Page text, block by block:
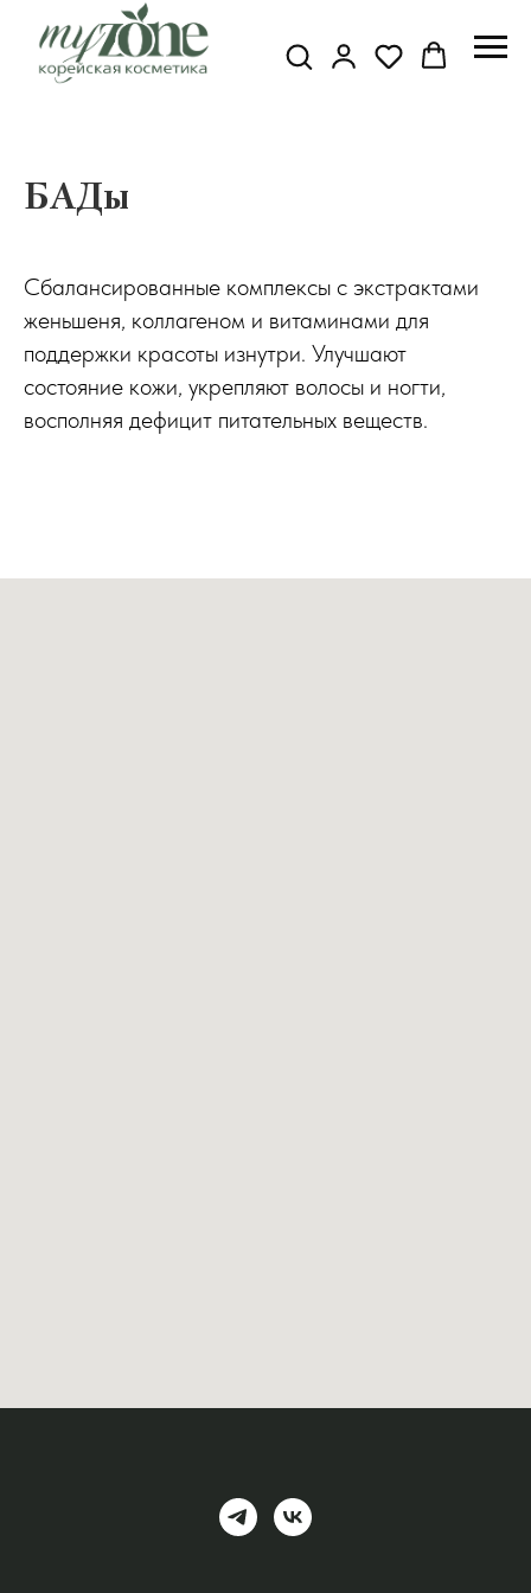
БАДы
Сбалансированные комплексы с экстрактами
женьшеня, коллагеном и витаминами для
поддержки красоты изнутри. Улучшают
состояние кожи, укрепляют волосы и ногти,
восполняя дефицит питательных веществ.